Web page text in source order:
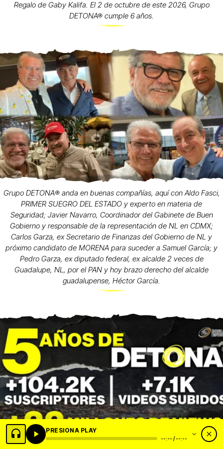
Regalo de Gaby Kalifa. El 2 de octubre de este 2026, Grupo
DETONA® cumple 6 años.
Grupo DETONA®️ anda en buenas compañías, aquí con Aldo Fasci,
PRIMER SUEGRO DEL ESTADO y experto en materia de
Seguridad; Javier Navarro, Coordinador del Gabinete de Buen
Gobierno y responsable de la representación de NL en CDMX;
Carlos Garza, ex Secretario de Finanzas del Gobierno de NL y
próximo candidato de MORENA para suceder a Samuel García; y
Pedro Garza, ex diputado federal, ex alcalde 2 veces de
Guadalupe, NL, por el PAN y hoy brazo derecho del alcalde
guadalupense, Héctor García.
PRESIONA PLAY
--:-- / --:--